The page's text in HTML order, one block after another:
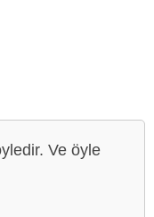
Ve öyle